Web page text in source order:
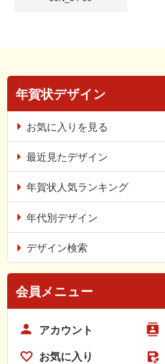
年賀状デザイン
お気に入りを見る
最近見たデザイン
年賀状人気ランキング
年代別デザイン
デザイン検索
会員メニュー
アカウント
お気に入り